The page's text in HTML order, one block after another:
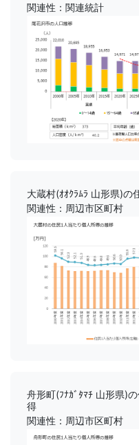
関連性：関連統計
大蔵村(ｵｵｸﾗﾑﾗ 山形県)の
関連性：周辺市区町村
舟形町(ﾌﾅｶﾞﾀﾏﾁ 山形県)
得
関連性：周辺市区町村